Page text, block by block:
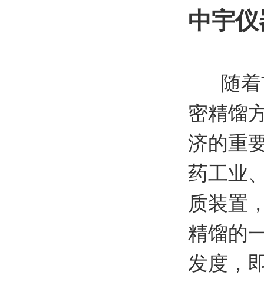
中宇
随
密精馏
济的重
药工业
质装置
精馏的
发度，